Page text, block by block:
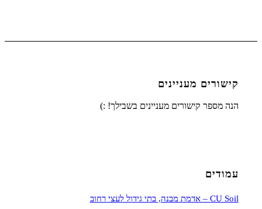
קישורים מעניינים
הנה מספר קישורים מעניינים בשבילך! :)
עמודים
CU Soil – אדמת מבנה, בתי גידול לעצי רחוב